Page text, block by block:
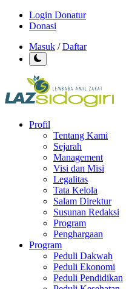
Login Donatur
Donasi
Masuk /Daftar
Profil
Tentang Kami
Sejarah
Management
Visi dan Misi
Legalitas
Tata Kelola
Salam Direktur
Susunan Redaksi
Program
Penghargaan
Program
Peduli Dakwah
Peduli Ekonomi
Peduli Pendidikan